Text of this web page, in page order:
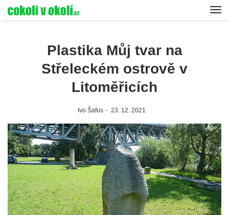
Plastika Můj tvar na
Střeleckém ostrově v
Litoměřicích
Ivo Šafus 23. 12. 2021